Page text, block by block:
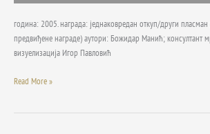
година: 2005. награда: једнаковредан откуп/други
предвиђене награде) аутори: Божидар Манић; консултант
визуелизација Игор Павловић
Read More »